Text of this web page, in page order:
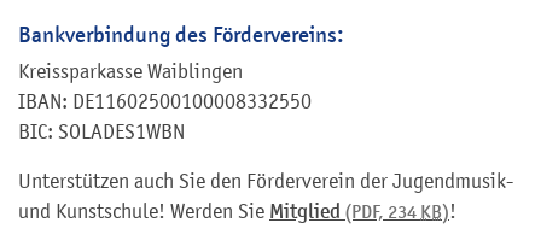
Bankverbindung des Fördervereins:
Kreissparkasse Waiblingen
IBAN: DE11602500100008332550
BIC: SOLADES1WBN
Unterstützen auch Sie den Förderverein der Jugendmusik-
und Kunstschule! Werden Sie Mitglied (PDF, 234 KB)!